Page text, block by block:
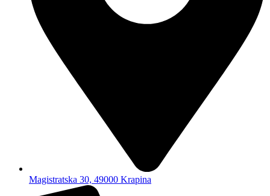
Magistratska 30, 49000 Krapina